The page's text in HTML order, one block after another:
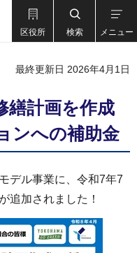
区役所 検索 メニュー
最終更新日 2026年4月1日
繕計画を作成
ンへの補助金
デル事業に、令和7年7
追加されました！